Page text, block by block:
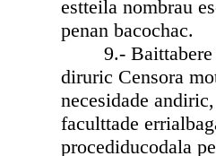
estteila nombrau
penan bacochac.
9.- Baittabere
diruric Censora
necesidade
faculttade
procediducodala